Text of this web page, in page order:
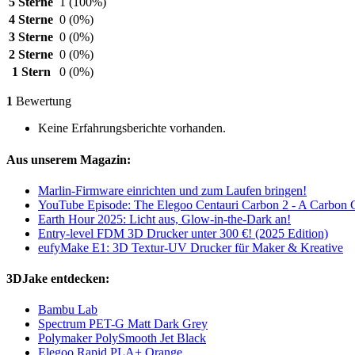
4 Sterne 0 (0%)
3 Sterne 0 (0%)
2 Sterne 0 (0%)
1 Stern
0 (0%)
1 Bewertung
Keine Erfahrungsberichte vorhanden.
Aus unserem Magazin:
Marlin-Firmware einrichten und zum Laufen bringen!
YouTube Episode: The Elegoo Centauri Carbon 2 - A Carbon
Earth Hour 2025: Licht aus, Glow-in-the-Dark an!
Entry-level FDM 3D Drucker unter 300 €! (2025 Edition)
eufyMake E1: 3D Textur-UV Drucker für Maker & Kreative
3DJake entdecken:
Bambu Lab
Spectrum PET-G Matt Dark Grey
Polymaker PolySmooth Jet Black